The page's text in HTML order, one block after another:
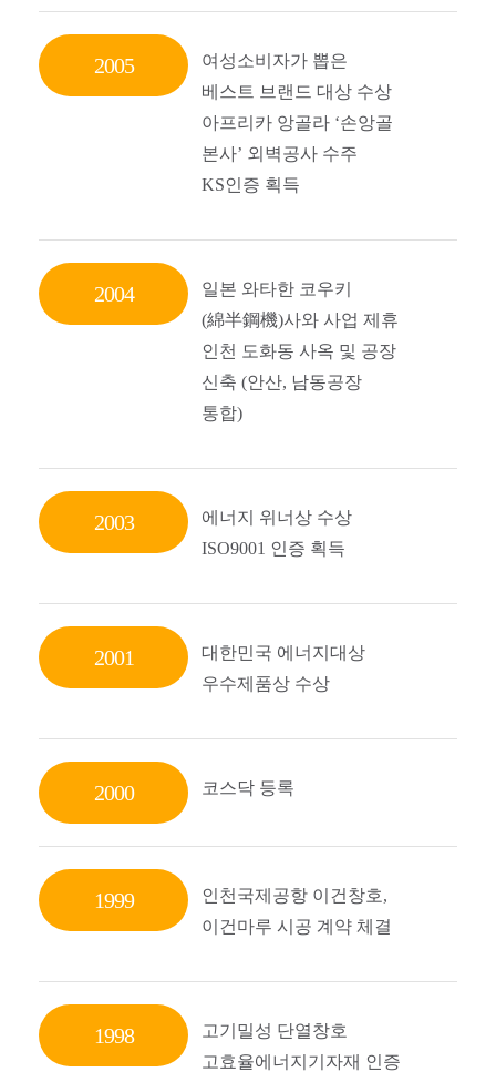
2005
여성소비자가 뽑은
베스트 브랜드 대상 수상
아프리카 앙골라 ‘손앙골
본사’ 외벽공사 수주
KS인증 획득
2004
일본 와타한 코우키
(綿半鋼機)사와 사업 제휴
인천 도화동 사옥 및 공장
신축 (안산, 남동공장
통합)
2003
에너지 위너상 수상
ISO9001 인증 획득
2001
대한민국 에너지대상
우수제품상 수상
2000 코스닥 등록
1999
인천국제공항 이건창호,
이건마루 시공 계약 체결
1998
고기밀성 단열창호
고효율에너지기자재 인증